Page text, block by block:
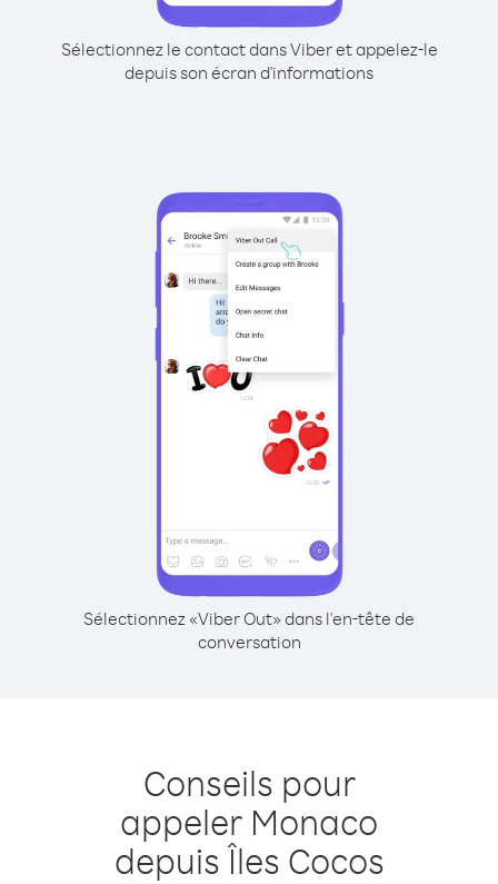
Sélectionnez le contact dans Viber et appelez-le
depuis son écran d'informations
Sélectionnez «Viber Out» dans l'en-tête de
conversation
Conseils pour
appeler Monaco
depuis Îles Cocos